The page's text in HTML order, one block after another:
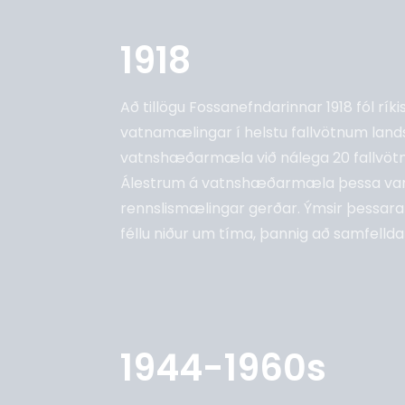
1918
Að tillögu Fossanefndarinnar 1918 fól
vatnamælingar í helstu fallvötnum
vatnshæðarmæla við nálega 20
Álestrum á vatnshæðarmæla þessa
rennslismælingar gerðar. Ýmsir
féllu niður um tíma, þannig að
1944-1960s